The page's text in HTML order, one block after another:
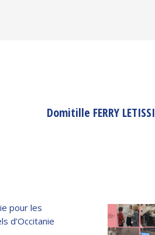
Domitille FERRY
pour les
d’Occitanie